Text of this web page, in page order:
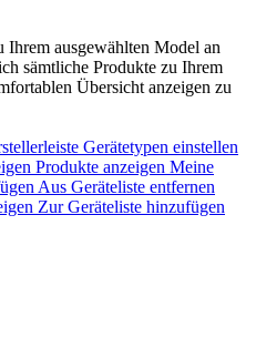
Ihrem ausgewählten Model an
sämtliche Produkte zu Ihrem
Übersicht anzeigen zu
Gerätetypen einstellen
Produkte anzeigen Meine
Aus Geräteliste entfernen
Zur Geräteliste hinzufügen